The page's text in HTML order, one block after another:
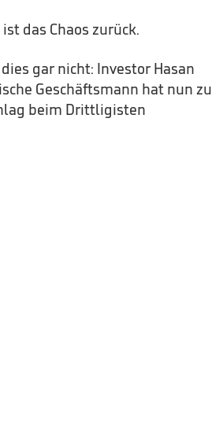
das Chaos zurück.
gar nicht: Investor Hasan
Geschäftsmann hat nun zu
beim Drittligisten